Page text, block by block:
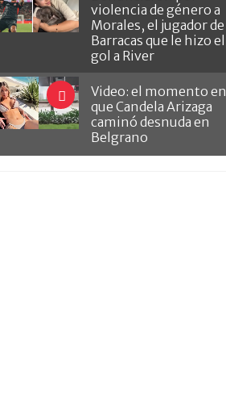
violencia de género a
Morales, el jugador de
Barracas que le hizo el
gol a River
Video: el momento en
que Candela Arizaga
caminó desnuda en
Belgrano